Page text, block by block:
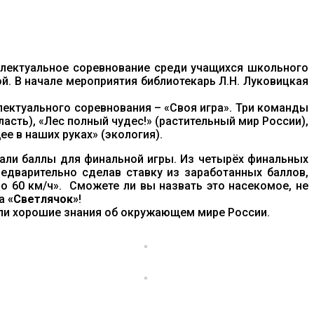
соревнование среди учащихся школьного
В начале мероприятия библиотекарь Л.Н. Луковицкая
соревнования – «Своя игра». Три команды
«Лес полный чудес!» (растительный мир России),
в наших руках» (экология).
баллы для финальной игры. Из четырёх финальных
сделав ставку из заработанных баллов,
60 км/ч». Сможете ли вы назвать это насекомое, не
«Светлячок»!
хорошие знания об окружающем мире России.